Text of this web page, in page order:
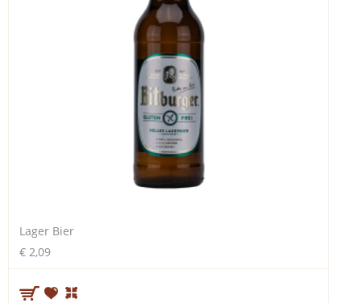
Lager Bier
€ 2,09